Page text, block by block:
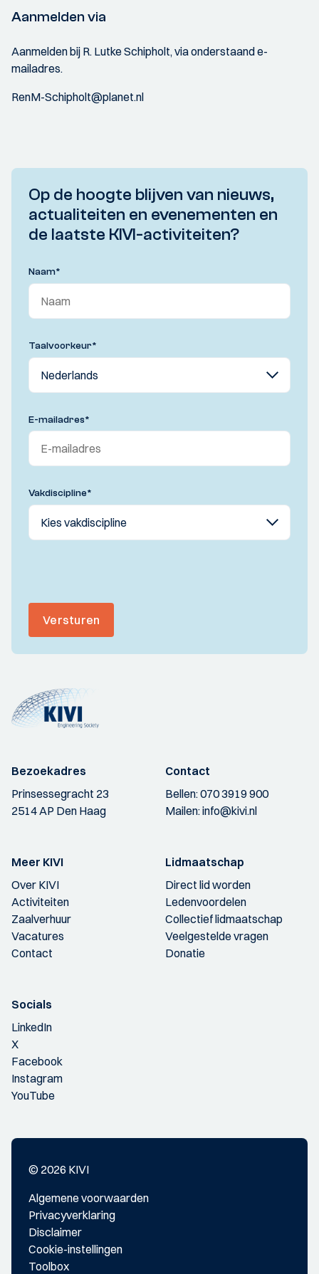
Aanmelden via
Aanmelden bij R. Lutke Schipholt, via onderstaand e-
mailadres.
RenM-Schipholt@planet.nl
Op de hoogte blijven van nieuws,
actualiteiten en evenementen en
de laatste KIVI-activiteiten?
Naam*
Taalvoorkeur*
E-mailadres*
Vakdiscipline*
Versturen
Bezoekadres
Prinsessegracht 23
2514 AP Den Haag
Contact
Bellen:070 3919 900
Mailen:info@kivi.nl
Meer KIVI
Over KIVI
Activiteiten
Zaalverhuur
Vacatures
Contact
Lidmaatschap
Direct lid worden
Ledenvoordelen
Collectief lidmaatschap
Veelgestelde vragen
Donatie
Socials
LinkedIn
X
Facebook
Instagram
YouTube
© 2026 KIVI
Algemene voorwaarden
Privacyverklaring
Disclaimer
Cookie-instellingen
Toolbox